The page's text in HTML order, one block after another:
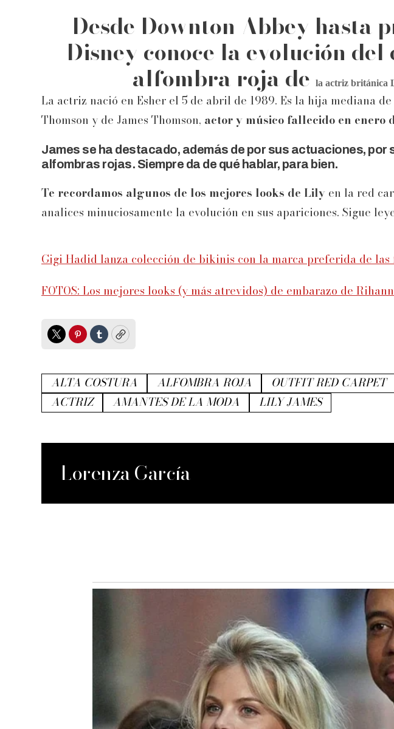
Desde Downton Abbey hasta
Disney conoce la evolución
alfombra roja de la actriz británica
La actriz nació en Esher el 5 de abril de 1989. Es la hija mediana
Thomson y de James Thomson, actor y músico fallecido en enero
James se ha destacado, además de por sus actuaciones, por
alfombras rojas. Siempre da de qué hablar, para bien.
Te recordamos algunos de los mejores looks de Lily en la red
analices minuciosamente la evolución en sus apariciones. Sigue
Gigi Hadid lanza colección de bikinis con la marca preferida de las
FOTOS: Los mejores looks (y más atrevidos) de embarazo de
TwitterPinterest
TumblrCopy
ALTA COSTURA ALFOMBRA ROJA OUTFIT RED CARPET
ACTRIZ
AMANTES DE LA MODA LILY JAMES
Lorenza García